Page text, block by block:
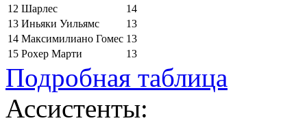
12 Шарлес
14
13 Иньяки Уильямс
13
14 Максимилиано Гомес 13
15 Рохер Марти 13
Подробная таблица
Ассистенты: